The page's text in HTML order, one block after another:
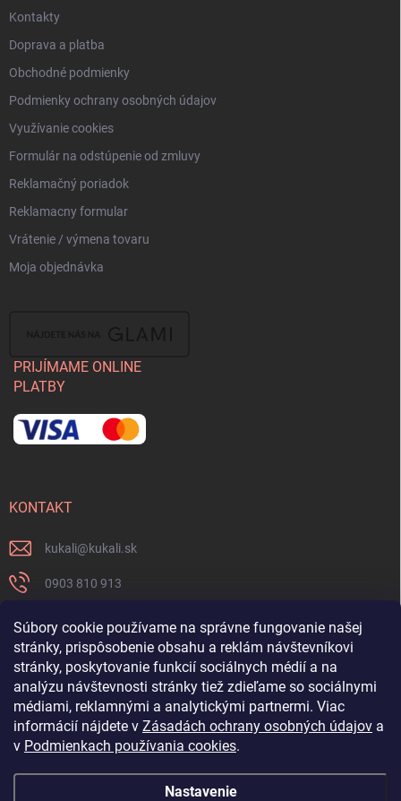
Súbory cookie používame na správne fungovanie našej
stránky, prispôsobenie obsahu a reklám návštevníkovi
stránky, poskytovanie funkcií sociálnych médií a na
analýzu návštevnosti stránky tiež zdieľame so sociálnymi
médiami, reklamnými a analytickými partnermi. Viac
informácií nájdete v Zásadách ochrany osobných údajov a
v Podmienkach používania cookies.
Nastavenie
Kontakty
Doprava a platba
Obchodné podmienky
Podmienky ochrany osobných údajov
Využívanie cookies
Formulár na odstúpenie od zmluvy
Reklamačný poriadok
Reklamacny formular
Vrátenie / výmena tovaru
Moja objednávka
PRIJÍMAME ONLINE
PLATBY
KONTAKT
kukali@kukali.sk
0903 810 913
Nenechajte si ujsť novinky a sledujte nás na FB
kukalishop